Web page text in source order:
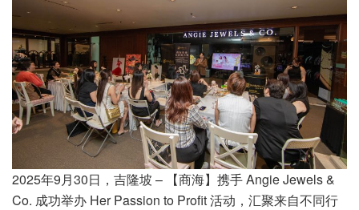
2025年9月30日，吉隆坡 – 【商海】携手 Angie Jewels &
Co. 成功举办 Her Passion to Profit 活动，汇聚来自不同行